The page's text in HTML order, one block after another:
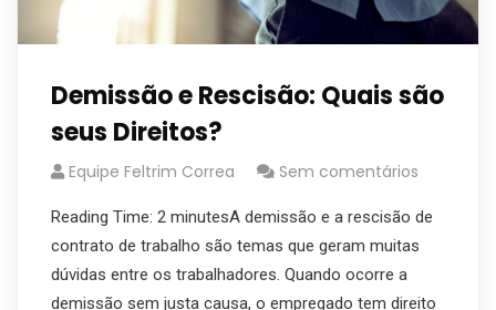
Demissão e Rescisão: Quais são
seus Direitos?
Equipe Feltrim Correa Sem comentários
Reading Time: 2 minutesA demissão e a rescisão de
contrato de trabalho são temas que geram muitas
dúvidas entre os trabalhadores. Quando ocorre a
demissão sem justa causa, o empregado tem direito